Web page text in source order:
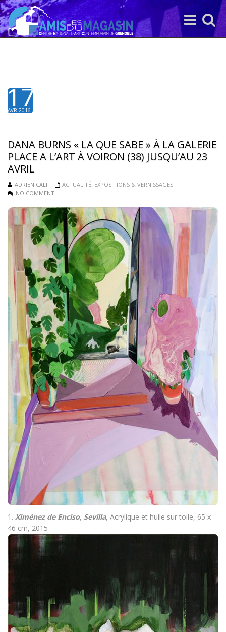
Toggle
search
Toggle
navigation
17
AVR 2016
DANA BURNS « LA QUE SABE » À LA GALERIE
PLACE A L’ART À VOIRON (38) JUSQU’AU 23
AVRIL
ADRIEN CALI ACTUALITÉ, EXPOSITIONS & VERNISSAGES
NO COMMENT
1. Ximénez de Enciso, Sevilla, Acrylique et huile sur toile, 65 x
46 cm, 2015